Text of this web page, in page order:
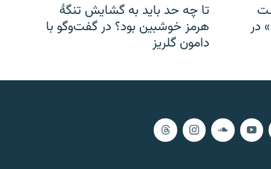
در
تا چه حد باید به گشایش تنگهٔ
هرمز خوشبین بود؟ در گفت‌وگو با
دامون گلریز